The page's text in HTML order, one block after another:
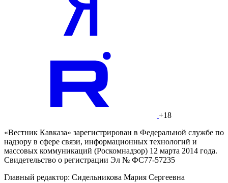
+18
«Вестник Кавказа» зарегистрирован в Федеральной службе по
надзору в сфере связи, информационных технологий и
массовых коммуникаций (Роскомнадзор) 12 марта 2014 года.
Свидетельство о регистрации Эл № ФС77-57235
Главный редактор: Сидельникова Мария Сергеевна